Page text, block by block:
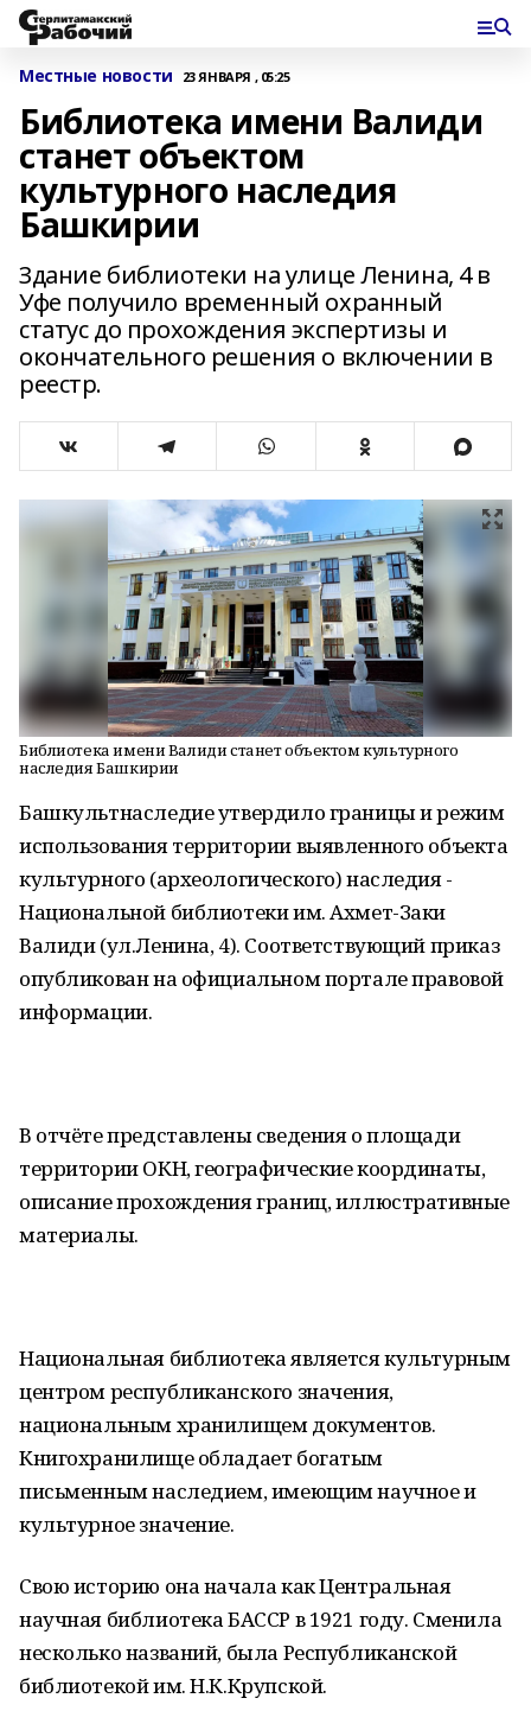
Местные новости 23 ЯНВАРЯ , 05:25
Библиотека имени Валиди
станет объектом
культурного наследия
Башкирии
Здание библиотеки на улице Ленина, 4 в
Уфе получило временный охранный
статус до прохождения экспертизы и
окончательного решения о включении в
реестр.
Библиотека имени Валиди станет объектом культурного
наследия Башкирии
Башкультнаследие утвердило границы и режим
использования территории выявленного объекта
культурного (археологического) наследия -
Национальной библиотеки им. Ахмет-Заки
Валиди (ул.Ленина, 4). Соответствующий приказ
опубликован на официальном портале правовой
информации.
В отчёте представлены сведения о площади
территории ОКН, географические координаты,
описание прохождения границ, иллюстративные
материалы.
Национальная библиотека является культурным
центром республиканского значения,
национальным хранилищем документов.
Книгохранилище обладает богатым
письменным наследием, имеющим научное и
культурное значение.
Свою историю она начала как Центральная
научная библиотека БАССР в 1921 году. Сменила
несколько названий, была Республиканской
библиотекой им. Н.К.Крупской.